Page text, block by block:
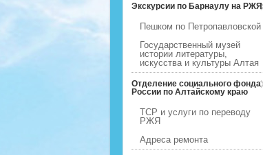
Экскурсии по Барнаулу на РЖЯ
Пешком по Петропавловской
Государственный музей
истории литературы,
искусства и культуры Алтая
Отделение социального фонда
России по Алтайскому краю
ТСР и услуги по переводу
РЖЯ
Адреса ремонта